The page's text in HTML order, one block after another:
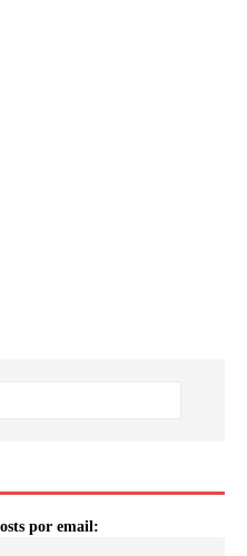
por email: